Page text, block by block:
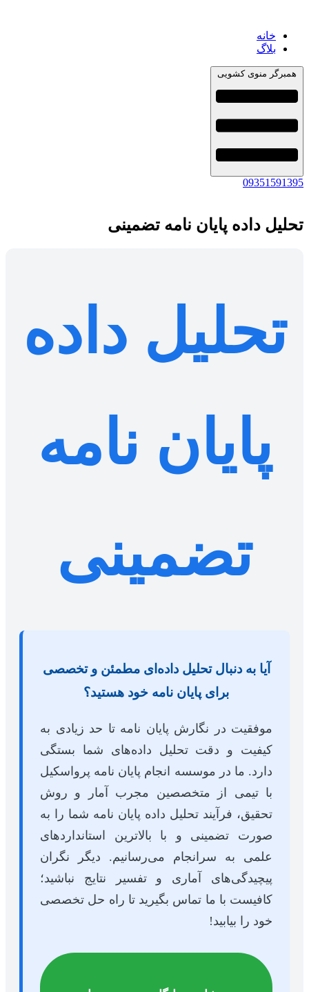
خانه
بلاگ
همبرگر منوی کشویی
09351591395
تحلیل داده پایان نامه تضمینی
تحلیل داده
پایان نامه
تضمینی
آیا به دنبال تحلیل داده‌ای مطمئن و تخصصی
برای پایان نامه خود هستید؟
موفقیت در نگارش پایان نامه تا حد زیادی به
کیفیت و دقت تحلیل داده‌های شما بستگی
دارد. ما در موسسه انجام پایان نامه پرواسکیل
با تیمی از متخصصین مجرب آمار و روش
تحقیق، فرآیند تحلیل داده پایان نامه شما را به
صورت تضمینی و با بالاترین استانداردهای
علمی به سرانجام می‌رسانیم. دیگر نگران
پیچیدگی‌های آماری و تفسیر نتایج نباشید؛
کافیست با ما تماس بگیرید تا راه حل تخصصی
خود را بیابید!